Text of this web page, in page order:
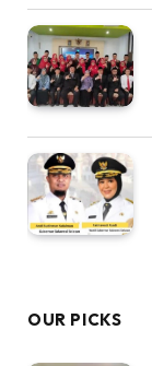
OUR PICKS